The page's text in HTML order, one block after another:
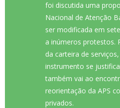
foi discutida uma
Nacional de Atenção
ser modificada em
a inúmeros protestos.
da carteira de
instrumento se
também vai ao
reorientação da APS
privados.